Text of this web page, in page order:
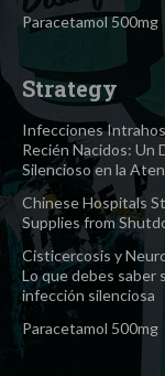
Paracetamol 500mg
Strategy
Infecciones
Recién Nacidos: Un
Silencioso en la
Chinese Hospitals
Supplies from
Cisticercosis y
Lo que debes saber
infección silenciosa
Paracetamol 500mg